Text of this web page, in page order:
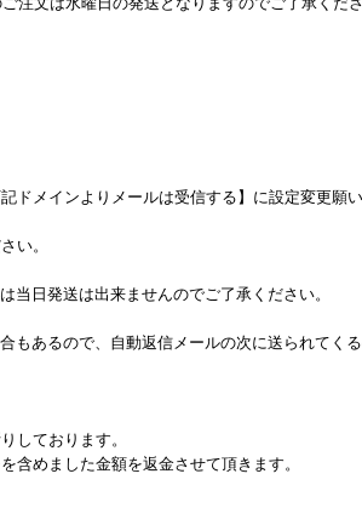
メインよりメールは受信する】に設定変更願い
い。
日発送は出来ませんのでご了承ください。
あるので、自動返信メールの次に送られてく
しております。
含めました金額を返金させて頂きます。